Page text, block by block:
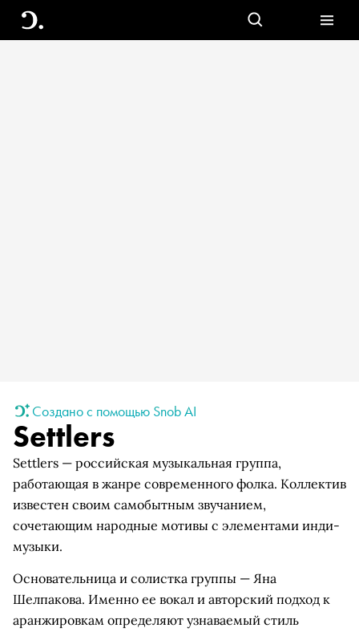
Создано с помощью Snob AI
Settlers
Settlers — российская музыкальная группа,
работающая в жанре современного фолка. Коллектив
известен своим самобытным звучанием,
сочетающим народные мотивы с элементами инди-
музыки.
Основательница и солистка группы — Яна
Шелпакова. Именно ее вокал и авторский подход к
аранжировкам определяют узнаваемый стиль